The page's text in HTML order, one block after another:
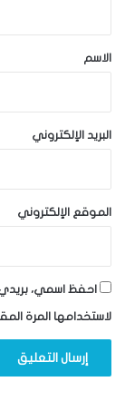
*
الاسم
البريد الإلكتروني
الموقع الإلكتروني
احفظ اسمي، بريدي
لاستخدامها المرة